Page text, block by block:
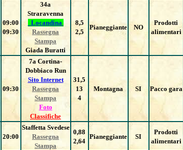
09:00
09:30
34a
Straravenna
Locandina
Rassegna
Stampa
Giada Buratti
8,5
2,5
Pianeggiante NO
Prodotti
alimentari
09:30
7a Cortina-
Dobbiaco Run
Sito Internet
Rassegna
Stampa
Foto
Classifiche
31,5
13
4
Montagna SI Pacco gara
20:00
Staffetta Svedese
Rassegna
Stampa
0,88
2,64
Pianeggiante SI
Prodotti
alimentari